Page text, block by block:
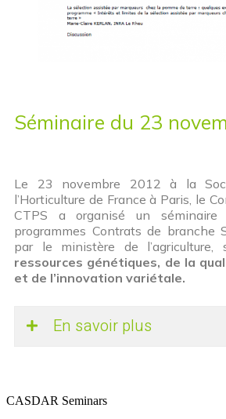
Séminaire du 23
Le 23 novembre 2012 à la
l’Horticulture de France à Paris, le
CTPS a organisé un
programmes Contrats de branche
par le ministère de
ressources génétiques, de la
et de l’innovation variétale.
En savoir plus
CASDAR Seminars